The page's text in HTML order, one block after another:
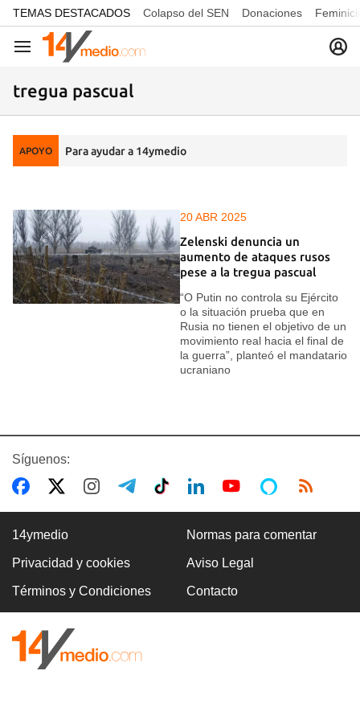
common.go-to-content
TEMAS DESTACADOS Colapso del SEN Donaciones
Navegación
tregua pascual
APOYO Para ayudar a 14ymedio
20 ABR 2025
Zelenski denuncia un
aumento de ataques rusos
pese a la tregua pascual
“O Putin no controla su Ejército
o la situación prueba que en
Rusia no tienen el objetivo de un
movimiento real hacia el final de
la guerra”, planteó el mandatario
ucraniano
Síguenos:
14ymedio Normas para comentar
Privacidad y cookies Aviso Legal
Términos y Condiciones Contacto